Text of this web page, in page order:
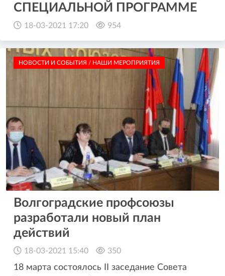
СПЕЦИАЛЬНОЙ ПРОГРАММЕ
18-03-2021 17:20 954
НОВОСТИ И СОБЫТИЯ / НАШИ МЕРОПРИЯТИЯ
Волгоградские профсоюзы
разработали новый план
действий
18-03-2021 15:40 350
18 марта состоялось II заседание Совета